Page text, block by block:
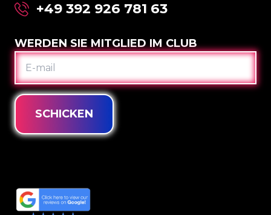
+49 392 926 781 63
WERDEN SIE MITGLIED IM CLUB
E-
MAIL
SCHICKEN